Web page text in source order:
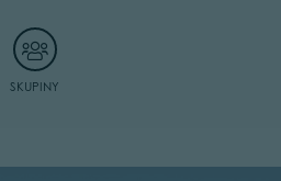
SKUPINY